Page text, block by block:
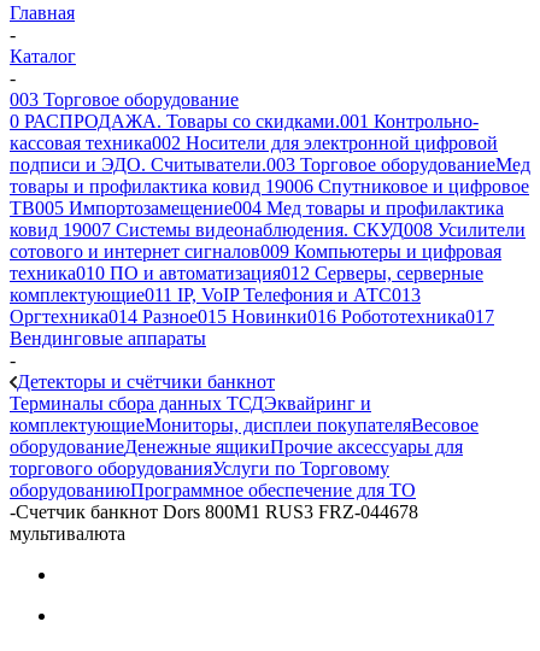
Главная
-
Каталог
-
003 Торговое оборудование
0 РАСПРОДАЖА. Товары со скидками.001 Контрольно-
кассовая техника002 Носители для электронной цифровой
подписи и ЭДО. Считыватели.003 Торговое оборудованиеМед
товары и профилактика ковид 19006 Спутниковое и цифровое
ТВ005 Импортозамещение004 Мед товары и профилактика
ковид 19007 Системы видеонаблюдения. СКУД008 Усилители
сотового и интернет сигналов009 Компьютеры и цифровая
техника010 ПО и автоматизация012 Серверы, серверные
комплектующие011 IP, VoIP Телефония и АТС013
Оргтехника014 Разное015 Новинки016 Робототехника017
Вендинговые аппараты
-
Детекторы и счётчики банкнот
Терминалы сбора данных ТСДЭквайринг и
комплектующиеМониторы, дисплеи покупателяВесовое
оборудованиеДенежные ящикиПрочие аксессуары для
торгового оборудованияУслуги по Торговому
оборудованиюПрограммное обеспечение для ТО
-Счетчик банкнот Dors 800M1 RUS3 FRZ-044678
мультивалюта